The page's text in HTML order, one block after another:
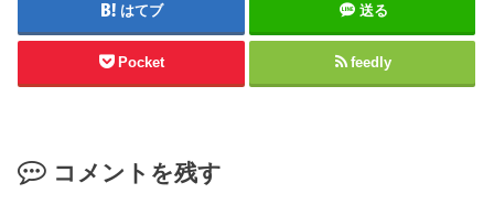
はてブ 送る
Pocket feedly
コメントを残す